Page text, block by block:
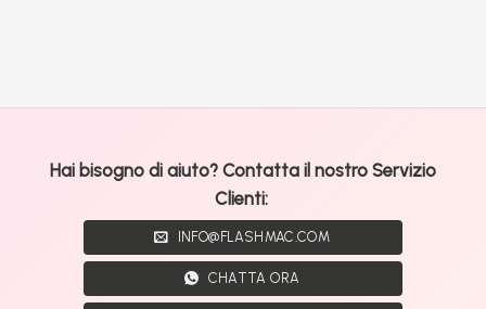
Hai bisogno di aiuto? Contatta il nostro Servizio
Clienti:
INFO@FLASHMAC.COM
CHATTA ORA